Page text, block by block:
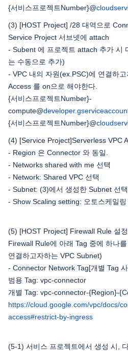
{서비스프로젝트Number}@
(3) [HOST Project] /28 대역으로
Service Project 서브넷에 attach
- Subent 에 프로젝트 attach 추가 시
는 수동으로 추가)
- VPC 내의 자원(ex.PSC)에 연결하
Access 를 on으로 해야한다.
{서비스프로젝트Number}-
compute@
{서비스프로젝트Number}@
(4) [Service Project]Serverless VPC
- Region 은 Connector 와 동일.
- Networks shared with me 선택
- Network: Shared VPC 선택
- Subnet: (3)에서 생성한 Subnet 선택
- Show Scaling setting: 오토스케일
(5) [HOST Project] Firewall Rule 설정
Firewall Rule에 아래 Tag 중에 하나
연결하고자하는 VPC Subnet)
- Connector Network Tag[개별 Tag
범용 Tag: vpc-connector
개별 Tag: vpc-connector-{Region}-
https://cloud.google.com/vpc/docs/
access#restrict-by-ingress
(5-1) 서비스 프로젝트에서 생성 시,